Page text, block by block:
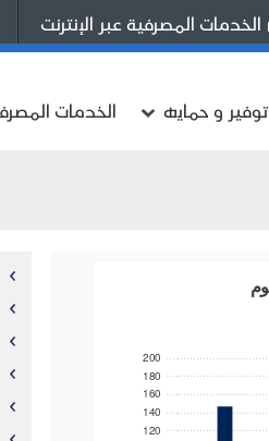
الخدمات المصرفية عبر الإنترنت
توفير و حمايه الخدمات